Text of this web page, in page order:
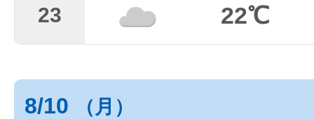
23 22℃
8/10 （月）